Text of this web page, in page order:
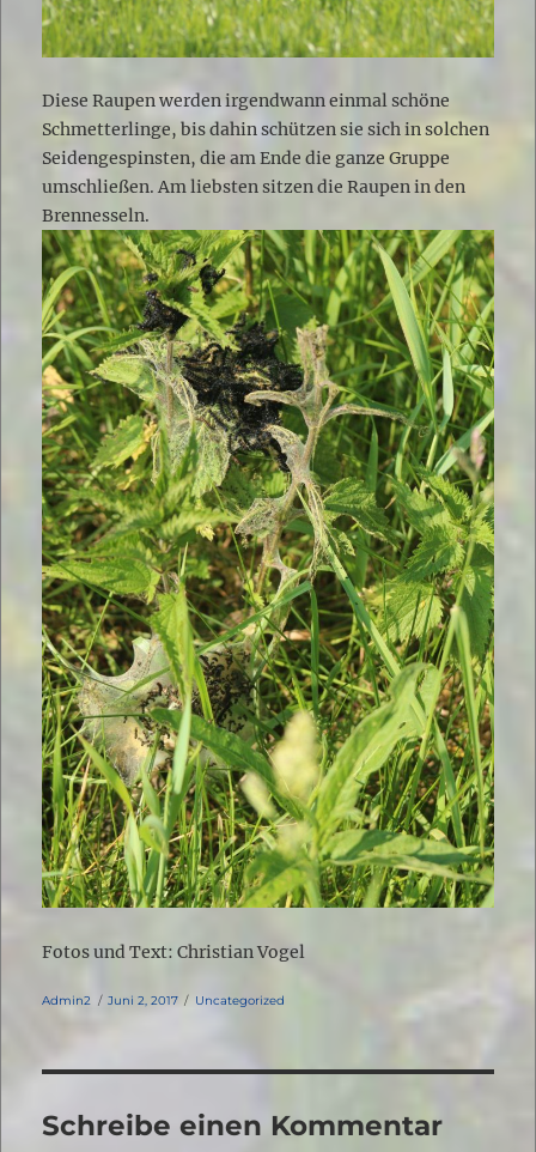
Diese Raupen werden irgendwann einmal schöne
Schmetterlinge, bis dahin schützen sie sich in solchen
Seidengespinsten, die am Ende die ganze Gruppe
umschließen. Am liebsten sitzen die Raupen in den
Brennesseln.
Fotos und Text: Christian Vogel
Autor
Admin2
Veröffentlicht
Juni 2, 2017 Kategorien
Uncategorized
Schreibe einen Kommentar